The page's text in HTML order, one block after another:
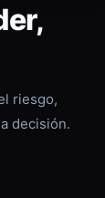
riesgo,
decisión.